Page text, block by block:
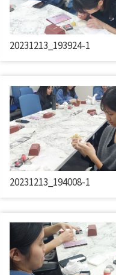
20231213_193924-1
20231213_194008-1